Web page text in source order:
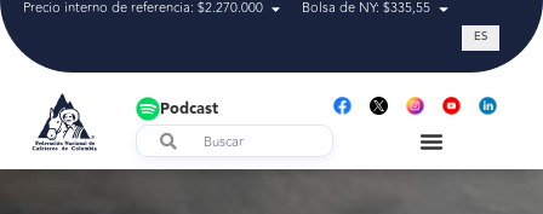
Precio interno de referencia: $2.270.000 Bolsa de NY: $335,55 Tasa de
ES
Podcast